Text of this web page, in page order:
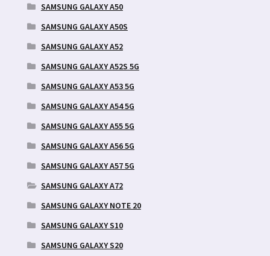
SAMSUNG GALAXY A50
SAMSUNG GALAXY A50S
SAMSUNG GALAXY A52
SAMSUNG GALAXY A52S 5G
SAMSUNG GALAXY A53 5G
SAMSUNG GALAXY A54 5G
SAMSUNG GALAXY A55 5G
SAMSUNG GALAXY A56 5G
SAMSUNG GALAXY A57 5G
SAMSUNG GALAXY A72
SAMSUNG GALAXY NOTE 20
SAMSUNG GALAXY S10
SAMSUNG GALAXY S20